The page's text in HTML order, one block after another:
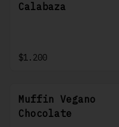
Calabaza
$1.200
Muffin Vegano
Chocolate